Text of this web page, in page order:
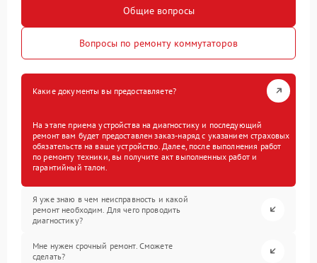
Общие вопросы
Вопросы по ремонту коммутаторов
Какие документы вы предоставляете?
На этапе приема устройства на диагностику и последующий
ремонт вам будет предоставлен заказ-наряд с указанием страховых
обязательств на ваше устройство. Далее, после выполнения работ
по ремонту техники, вы получите акт выполненных работ и
гарантийный талон.
Я уже знаю в чем неисправность и какой
ремонт необходим. Для чего проводить
диагностику?
Мне нужен срочный ремонт. Сможете
сделать?